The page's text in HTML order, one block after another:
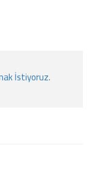
İstiyoruz.